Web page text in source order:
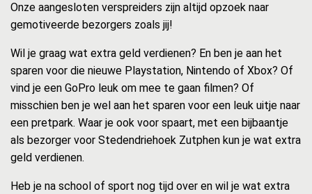
Onze aangesloten verspreiders zijn altijd opzoek naar
gemotiveerde bezorgers zoals jij!
Wil je graag wat extra geld verdienen? En ben je aan het
sparen voor die nieuwe Playstation, Nintendo of Xbox? Of
vind je een GoPro leuk om mee te gaan filmen? Of
misschien ben je wel aan het sparen voor een leuk uitje naar
een pretpark. Waar je ook voor spaart, met een bijbaantje
als bezorger voor Stedendriehoek Zutphen kun je wat extra
geld verdienen.
Heb je na school of sport nog tijd over en wil je wat extra